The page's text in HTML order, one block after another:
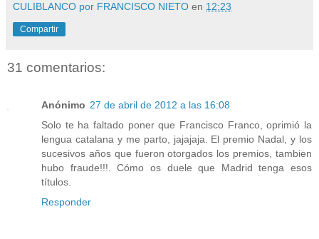
CULIBLANCO por FRANCISCO NIETO en 12:23
Compartir
31 comentarios:
Anónimo 27 de abril de 2012 a las 16:08
Solo te ha faltado poner que Francisco Franco, oprimió la
lengua catalana y me parto, jajajaja. El premio Nadal, y los
sucesivos años que fueron otorgados los premios, tambien
hubo fraude!!!. Cómo os duele que Madrid tenga esos
títulos.
Responder